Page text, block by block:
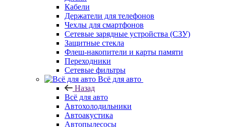
Кабели
Держатели для телефонов
Чехлы для смартфонов
Сетевые зарядные устройства (СЗУ)
Защитные стекла
Флеш-накопители и карты памяти
Переходники
Сетевые фильтры
Всё для авто
Назад
Всё для авто
Автохолодильники
Автоакустика
Автопылесосы